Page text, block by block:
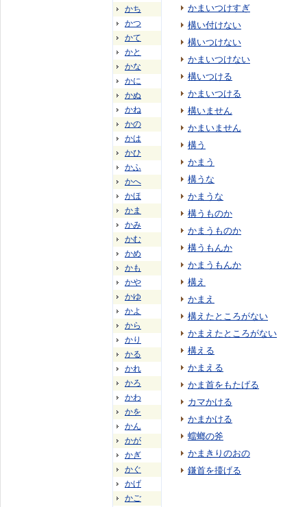
かち
かつ
かて
かと
かな
かに
かぬ
かね
かの
かは
かひ
かふ
かへ
かほ
かま
かみ
かむ
かめ
かも
かや
かゆ
かよ
から
かり
かる
かれ
かろ
かわ
かを
かん
かが
かぎ
かぐ
かげ
かご
かまいつけすぎ
構い付けない
構いつけない
かまいつけない
構いつける
かまいつける
構いません
かまいません
構う
かまう
構うな
かまうな
構うものか
かまうものか
構うもんか
かまうもんか
構え
かまえ
構えたところがない
かまえたところがない
構える
かまえる
かま首をもたげる
カマかける
かまかける
蟷螂の斧
かまきりのおの
鎌首を擡げる